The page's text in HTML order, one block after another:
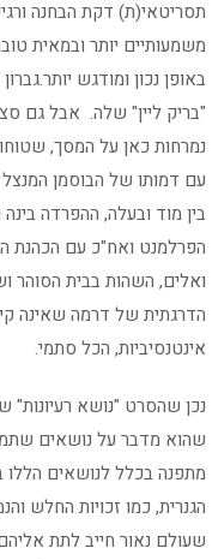
תסריטאי(ת) דקת הבחנה
משמעותיים יותר ובמאית
באופן נכון ומודגש
"בריק ליין" שלה. אבל גם
נמרחות כאן על המסך,
עם דמותו של הבוסמן
בין מוד ובעלה, ההפרדה
הפרלמנט ואח"כ עם הכהנת
ואלים, השהות בבית הסוהר
הדרגתית של דרמה שאינה
אינטנסיביות, הכל סתמי.
נכן שהסרט "נושא רעיונות"
שהוא מדבר על נושאים
מתפנה בכלל לנושאים
הגנרית, כמו זכויות החלש
שעולם נאור חייב לתת